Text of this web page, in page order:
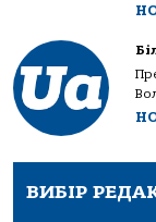
ВИБІР